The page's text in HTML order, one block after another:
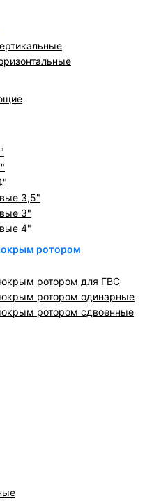
3,5"
3"
4"
ротором
ротором для ГВС
ротором одинарные
ротором сдвоенные